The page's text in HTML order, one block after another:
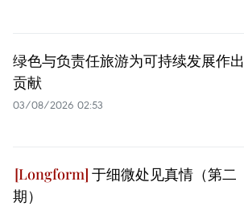
绿色与负责任旅游为可持续发展作出
贡献
03/08/2026 02:53
于细微处见真情（第二
期）